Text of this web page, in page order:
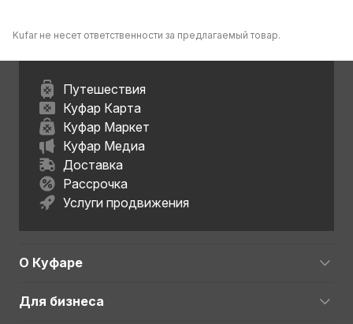
Kufar не несет ответственности за предлагаемый товар.
Путешествия
Куфар Карта
Куфар Маркет
Куфар Медиа
Доставка
Рассрочка
Услуги продвижения
О Куфаре
Для бизнеса